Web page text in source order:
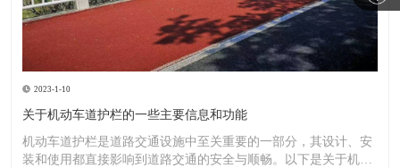
2023-1-10
关于机动车道护栏的一些主要信息和功能
机动车道护栏是道路交通设施中至关重要的一部分，其设计、安
装和使用都直接影响到道路交通的安全与顺畅。以下是关于机动